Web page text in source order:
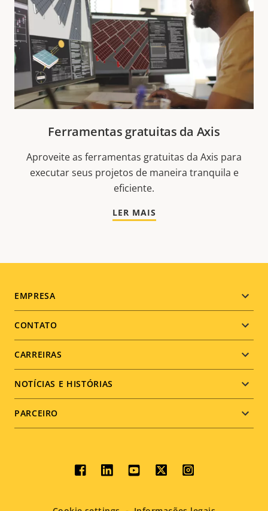
Ferramentas gratuitas da Axis
Aproveite as ferramentas gratuitas da Axis para
executar seus projetos de maneira tranquila e
eficiente.
LER MAIS
Footer
menu
EMPRESA
CONTATO
CARREIRAS
NOTÍCIAS E HISTÓRIAS
PARCEIRO
Social
menu